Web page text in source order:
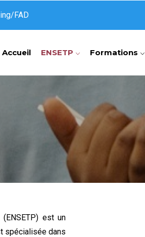
FAD
Accueil ENSETP Formations
est un
spécialisée dans